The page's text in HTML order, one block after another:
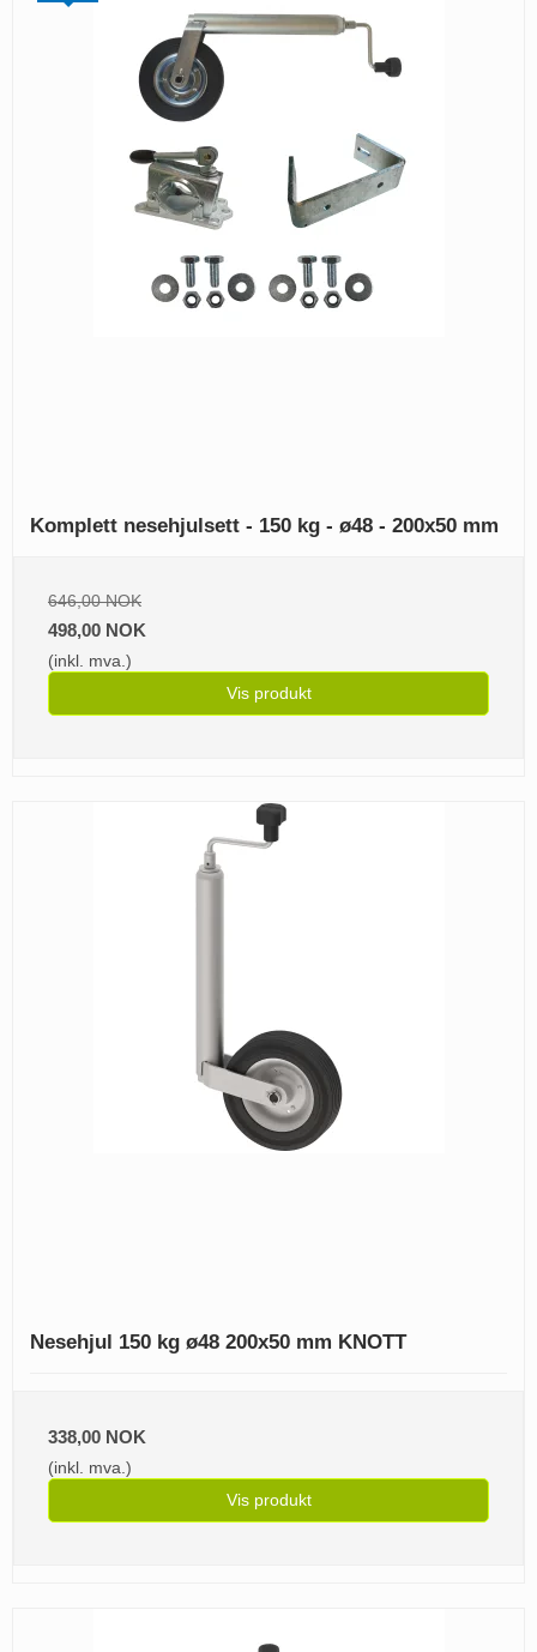
Komplett nesehjulsett - 150 kg - ø48 - 200x50 mm
646,00 NOK
498,00 NOK
(inkl. mva.)
Vis produkt
Nesehjul 150 kg ø48 200x50 mm KNOTT
338,00 NOK
(inkl. mva.)
Vis produkt